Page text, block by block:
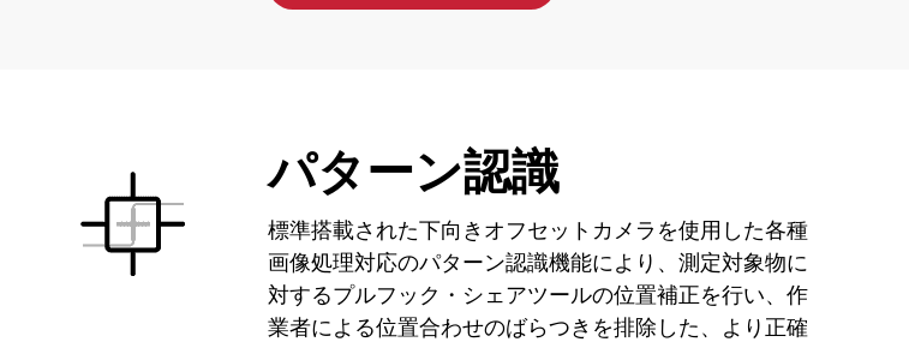
パターン認識
標準搭載された下向きオフセットカメラを使用した各種
画像処理対応のパターン認識機能により、測定対象物に
対するプルフック・シェアツールの位置補正を行い、作
業者による位置合わせのばらつきを排除した、より正確